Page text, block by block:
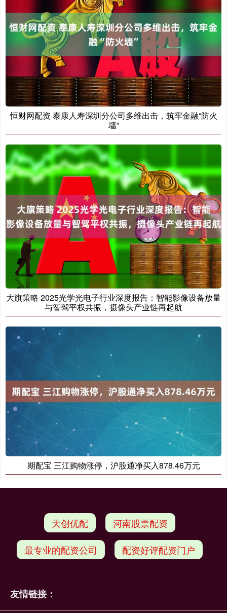
恒财网配资 泰康人寿深圳分公司多维出击，筑牢金融“防火
墙”
大旗策略 2025光学光电子行业深度报告：智能影像设备放量
与智驾平权共振，摄像头产业链再起航
期配宝 三江购物涨停，沪股通净买入878.46万元
天创优配 河南股票配资
最专业的配资公司 配资好评配资门户
友情链接：